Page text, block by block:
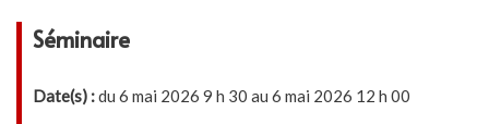
Séminaire
Date(s) :du 6 mai 2026 9 h 30 au 6 mai 2026 12 h 00